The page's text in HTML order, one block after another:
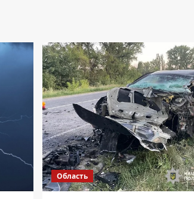
Область